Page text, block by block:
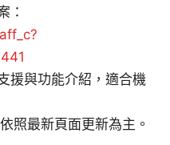
：
援與功能介紹，適合機
照最新頁面更新為主。